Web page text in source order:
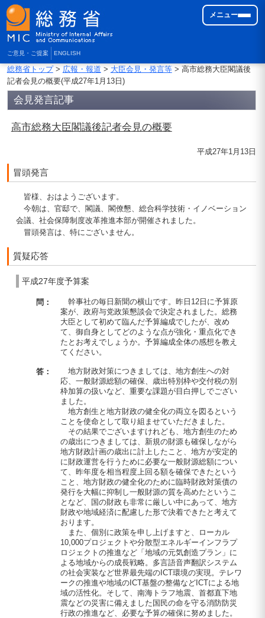
ご意見・ご提案 ENGLISH
メニュー
総務省トップ> 広報・報道 > 大臣会見・発言等> 高市総務大臣閣議後
記者会見の概要(平成27年1月13日)
会見発言記事
高市総務大臣閣議後記者会見の概要
平成27年1月13日
冒頭発言
皆様、おはようございます。
今朝は、官邸で、閣議、閣僚懇、総合科学技術・イノベーション
会議、社会保障制度改革推進本部が開催されました。
冒頭発言は、特にございません。
質疑応答
平成27年度予算案
問：
幹事社の毎日新聞の横山です。昨日12日に予算原
案が、政府与党政策懇談会で決定されました。総務
大臣として初めて臨んだ予算編成でしたが、改め
て、御自身としてどのような点が強化・重点化でき
たとお考えでしょうか。予算編成全体の感想を教え
てください。
答：
地方財政対策につきましては、地方創生への対
応、一般財源総額の確保、歳出特別枠や交付税の別
枠加算の扱いなど、重要な課題が目白押しでござい
ました。
地方創生と地方財政の健全化の両立を図るという
ことを使命として取り組ませていただきました。
その結果でございますけれども、地方創生のため
の歳出につきましては、新規の財源も確保しながら
地方財政計画の歳出に計上したこと、地方が安定的
に財政運営を行うために必要な一般財源総額につい
て、昨年度を相当程度上回る額を確保できたという
こと、地方財政の健全化のために臨時財政対策債の
発行を大幅に抑制し一般財源の質を高めたというこ
となど、国の財政も非常に厳しい中にあって、地方
財政や地域経済に配慮した形で決着できたと考えて
おります。
また、個別に政策を申し上げますと、ローカル
10,000プロジェクトや分散型エネルギーインフラプ
ロジェクトの推進など「地域の元気創造プラン」に
よる地域からの成長戦略。多言語音声翻訳システム
の社会実装など世界最先端のICT環境の実現。テレワ
ークの推進や地域のICT基盤の整備などICTによる地
域の活性化。そして、南海トラフ地震、首都直下地
震などの災害に備えました国民の命を守る消防防災
行政の推進など、必要な予算の確保に努めました。